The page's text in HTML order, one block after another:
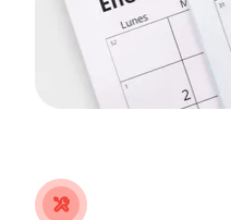
tools